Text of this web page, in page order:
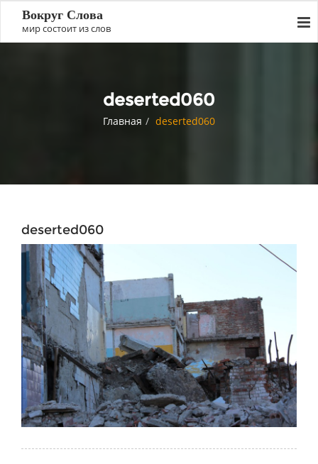
Вокруг Слова
мир состоит из слов
deserted060
Главная deserted060
deserted060